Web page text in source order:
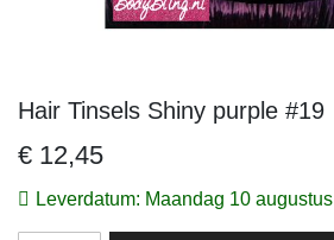
Ga
het
begin
Hair Tinsels Shiny purple #19
€ 12,45
Leverdatum: Maandag 10 augustus